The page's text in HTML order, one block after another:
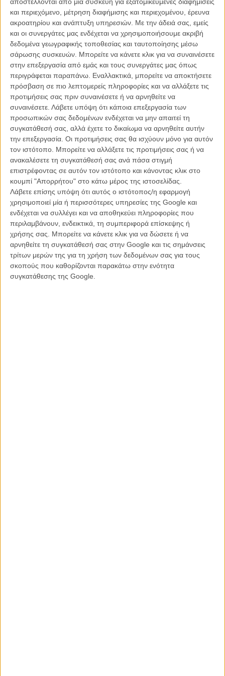
και περιεχόμενο, μέτρηση διαφήμισης και περιεχομένου, έρευνα
ακροατηρίου και ανάπτυξη υπηρεσιών. Με την άδειά σας, εμείς
και οι συνεργάτες μας ενδέχεται να χρησιμοποιήσουμε ακριβή
δεδομένα γεωγραφικής τοποθεσίας και ταυτοποίησης μέσω
σάρωσης συσκευών. Μπορείτε να κάνετε κλικ για να συναινέσετε
στην επεξεργασία από εμάς και τους συνεργάτες μας όπως
περιγράφεται παραπάνω. Εναλλακτικά, μπορείτε να αποκτήσετε
πρόσβαση σε πιο λεπτομερείς πληροφορίες και να αλλάξετε τις
προτιμήσεις σας πριν συναινέσετε ή να αρνηθείτε να
συναινέσετε. Λάβετε υπόψη ότι κάποια επεξεργασία των
προσωπικών σας δεδομένων ενδέχεται να μην απαιτεί τη
συγκατάθεσή σας, αλλά έχετε το δικαίωμα να αρνηθείτε αυτήν
την επεξεργασία. Οι προτιμήσεις σας θα ισχύουν μόνο για αυτόν
τον ιστότοπο. Μπορείτε να αλλάξετε τις προτιμήσεις σας ή να
ανακαλέσετε τη συγκατάθεσή σας ανά πάσα στιγμή
επιστρέφοντας σε αυτόν τον ιστότοπο και κάνοντας κλικ στο
κουμπί "Απορρήτου" στο κάτω μέρος της ιστοσελίδας.
Λάβετε επίσης υπόψη ότι αυτός ο ιστότοπος/η εφαρμογή
χρησιμοποιεί μία ή περισσότερες υπηρεσίες της Google και
ενδέχεται να συλλέγει και να αποθηκεύει πληροφορίες που
περιλαμβάνουν, ενδεικτικά, τη συμπεριφορά επίσκεψης ή
χρήσης σας. Μπορείτε να κάνετε κλικ για να δώσετε ή να
αρνηθείτε τη συγκατάθεσή σας στην Google και τις σημάνσεις
τρίτων μερών της για τη χρήση των δεδομένων σας για τους
σκοπούς που καθορίζονται παρακάτω στην ενότητα
συγκατάθεσης της Google.
Τώρα ήρθε και η σειρά των Arcade Fire που το διασκευάζουν για τις
ανάγκες του νέου live action «Dumbo» του Τιμ Μπάρτον. Ακούστε
ένα μικρό δείγμα του τραγουδιού παρακάτω:
Η κυκλοφορία του παραπάνω δείγματος του τραγουδιού
συνοδεύτηκε και από μια ανακοίνωση του ηγέτη των Arcade Fire
Γουίν Μπάτλερ πως αυτός και η συζυγός του, επίσης ηγετικό μέλος
του συγκροτήματος, Ρεζίν Σασάν, είναι γονείς.
Ακούστε εδώ και το αυθεντικό «Baby Mine»